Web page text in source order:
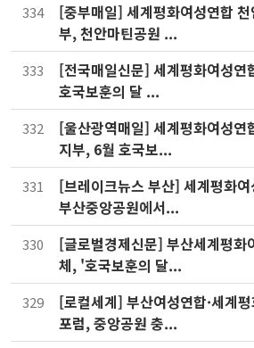
334
[중부매일] 세계평화여성연합 천
부, 천안마틴공원 ...
333
[전국매일신문] 세계평화여성연
호국보훈의 달 ...
332
[울산광역매일] 세계평화여성연
지부, 6월 호국보...
331
[브레이크뉴스 부산] 세계평화
부산중앙공원에서...
330
[글로벌경제신문] 부산세계평화
체, '호국보훈의 달...
329
[로컬세계] 부산여성연합·세계
포럼, 중앙공원 충...